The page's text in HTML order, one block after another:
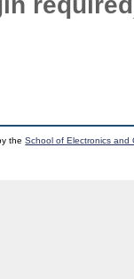
theSchool of Electronics and